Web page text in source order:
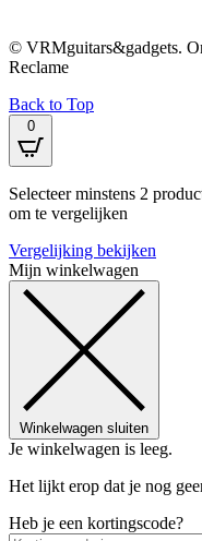
© VRMguitars&gadgets.
Reclame
Back to Top
0
Selecteer minstens 2
om te vergelijken
Vergelijking bekijken
Mijn winkelwagen
Winkelwagen sluiten
Je winkelwagen is leeg.
Het lijkt erop dat je nog
Heb je een kortingscode?